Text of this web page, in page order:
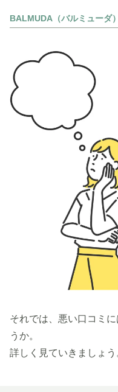
BALMUDA（バルミューダ
それでは、悪い口コミ
うか。
詳しく見ていきましょう